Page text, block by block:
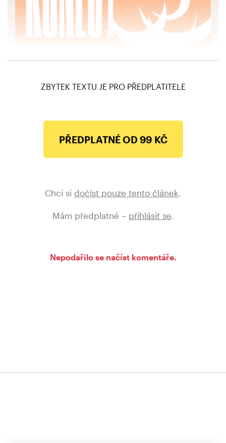
Sobotkův soudný den: Proč se dnes nejspíš
ZBYTEK TEXTU JE PRO PŘEDPLATITELE
PŘEDPLATNÉ OD 99 KČ
Chci si dočíst pouze tento článek.
Mám předplatné – přihlásit se.
Nepodařilo se načíst komentáře.